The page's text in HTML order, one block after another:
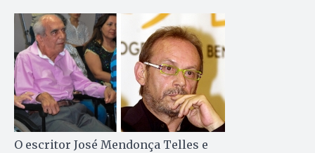
O escritor José Mendonça Telles e